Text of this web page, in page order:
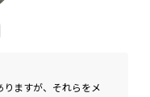
ますが、それらをメ